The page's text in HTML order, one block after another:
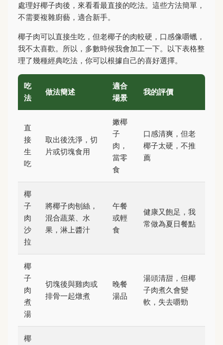
處理好椰子肉後，來看看最直接的吃法。這些方法簡單，
不需要複雜廚藝，適合新手。
椰子肉可以直接生吃，但老椰子的肉較硬，口感像嚼蠟，
我不太喜歡。所以，多數時候我會加工一下。以下表格整
理了幾種經典吃法，你可以根據自己的喜好選擇。
吃
法
做法簡述
適合
場景
我的評價
直
接
生
吃
取出後洗淨，切
片或切塊食用
嫩椰
子
肉，
當零
食
口感清爽，但老
椰子太硬，不推
薦
椰
子
肉
沙
拉
將椰子肉刨絲，
混合蔬菜、水
果，淋上醬汁
午餐
或輕
食
健康又飽足，我
常做為夏日餐點
椰
子
肉
煮
湯
切塊後與雞肉或
排骨一起燉煮
晚餐
湯品
湯頭清甜，但椰
子肉煮久會變
軟，失去嚼勁
椰